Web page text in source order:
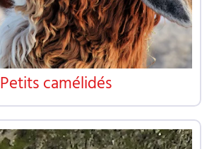
Petits camélidés